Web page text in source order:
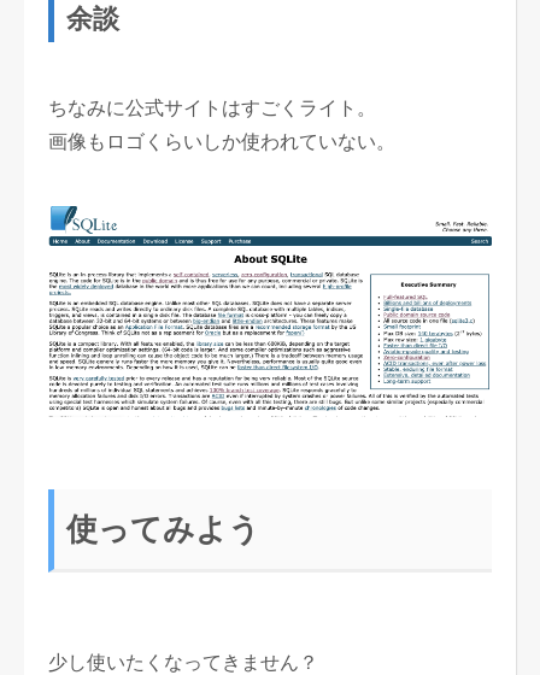
余談
ちなみに公式サイトはすごくライト。
画像もロゴくらいしか使われていない。
使ってみよう
少し使いたくなってきません？